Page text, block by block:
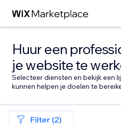
Huur een
je website te
Selecteer diensten en bekijk een
kunnen helpen je doelen te
Filter (2)